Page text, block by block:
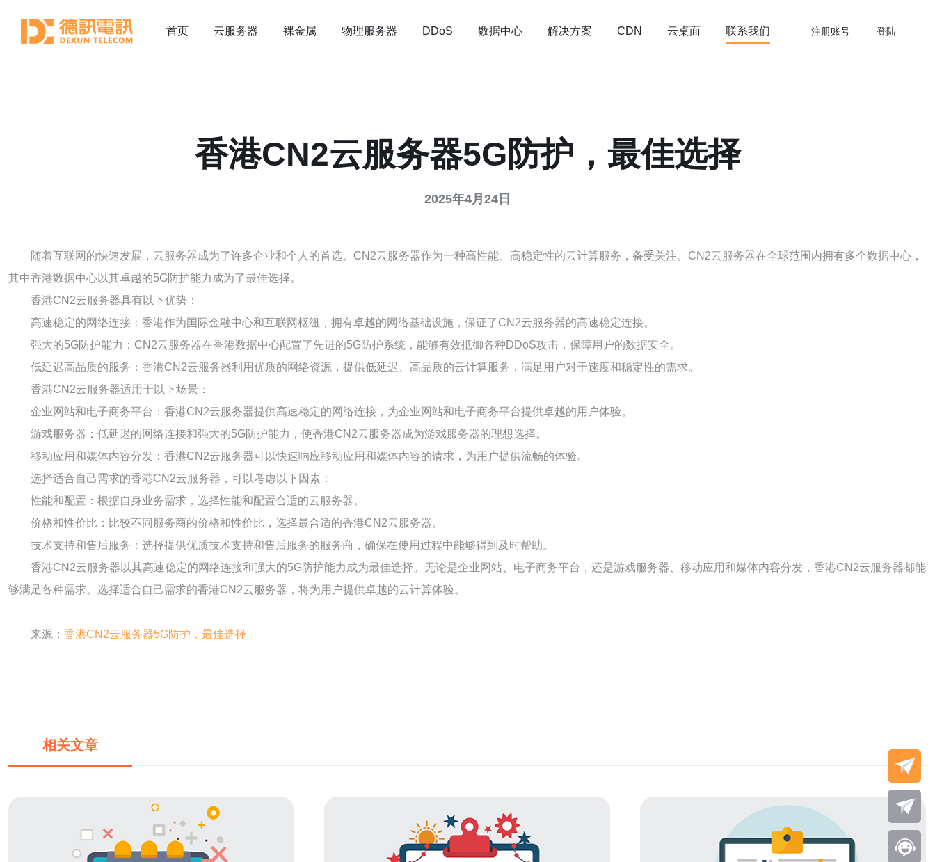
首页 云服务器 裸金属 物理服务器 DDoS 数据中心 解决方案 CDN 云桌面 联系我们 注册账号 登陆
香港CN2云服务器5G防护，最佳选择
2025年4月24日
随着互联网的快速发展，云服务器成为了许多企业和个人的首选。CN2云服务器作为一种高性能、高稳定性的云计算服务，备受关注。CN2云服务器在全球范围内拥有多个数据中心，
其中香港数据中心以其卓越的5G防护能力成为了最佳选择。
香港CN2云服务器具有以下优势：
高速稳定的网络连接：香港作为国际金融中心和互联网枢纽，拥有卓越的网络基础设施，保证了CN2云服务器的高速稳定连接。
强大的5G防护能力：CN2云服务器在香港数据中心配置了先进的5G防护系统，能够有效抵御各种DDoS攻击，保障用户的数据安全。
低延迟高品质的服务：香港CN2云服务器利用优质的网络资源，提供低延迟、高品质的云计算服务，满足用户对于速度和稳定性的需求。
香港CN2云服务器适用于以下场景：
企业网站和电子商务平台：香港CN2云服务器提供高速稳定的网络连接，为企业网站和电子商务平台提供卓越的用户体验。
游戏服务器：低延迟的网络连接和强大的5G防护能力，使香港CN2云服务器成为游戏服务器的理想选择。
移动应用和媒体内容分发：香港CN2云服务器可以快速响应移动应用和媒体内容的请求，为用户提供流畅的体验。
选择适合自己需求的香港CN2云服务器，可以考虑以下因素：
性能和配置：根据自身业务需求，选择性能和配置合适的云服务器。
价格和性价比：比较不同服务商的价格和性价比，选择最合适的香港CN2云服务器。
技术支持和售后服务：选择提供优质技术支持和售后服务的服务商，确保在使用过程中能够得到及时帮助。
香港CN2云服务器以其高速稳定的网络连接和强大的5G防护能力成为最佳选择。无论是企业网站、电子商务平台，还是游戏服务器、移动应用和媒体内容分发，香港CN2云服务器都能
够满足各种需求。选择适合自己需求的香港CN2云服务器，将为用户提供卓越的云计算体验。
来源： 香港CN2云服务器5G防护，最佳选择
相关文章